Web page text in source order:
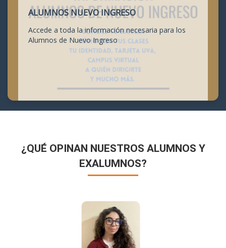
ALUMNOS NUEVO INGRESO
Accede a toda la información necesaria para los
Alumnos de Nuevo Ingreso
¿QUÉ OPINAN NUESTROS ALUMNOS Y
EXALUMNOS?